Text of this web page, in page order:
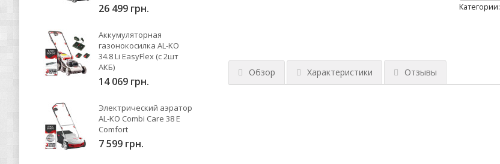
Категории:
Обзор Характеристики Отзывы
26 499 грн.
Аккумуляторная
газонокосилка AL-KO
34.8 Li EasyFlex (с 2шт
АКБ)
14 069 грн.
Электрический аэратор
AL-KO Combi Care 38 E
Comfort
7 599 грн.